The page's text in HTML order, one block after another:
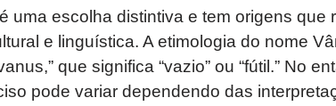
uma escolha distintiva e tem origens que
e linguística. A etimologia do nome
que significa “vazio” ou “fútil.” No
pode variar dependendo das